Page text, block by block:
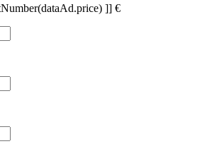
]] €